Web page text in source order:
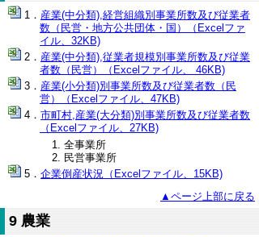
産業(中分類),経営組織別事業所数及び従業者
数（民営・地方公共団体・国）（Excelファ
イル、32KB)
産業(中分類),従業者規模別事業所数及び従業
者数（民営）（Excelファイル、 46KB)
産業(小分類)別事業所数及び従業者数（民
営）（Excelファイル、47KB)
市町村,産業(大分類)別事業所数及び従業者数
（Excelファイル、27KB)
全事業所
民営事業所
企業倒産状況（Excelファイル、15KB)
▲ページ上部に戻る
9 農業